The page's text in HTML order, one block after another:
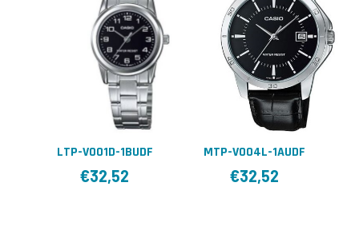
LTP-V001D-1BUDF
€32,52
MTP-V004L-1AUDF
€32,52